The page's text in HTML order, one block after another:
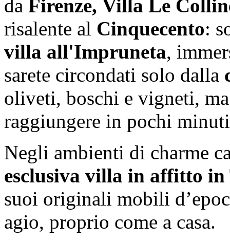
da Firenze, Villa Le
risalente al Cinquecento:
villa all'Impruneta,
sarete circondati solo dalla
oliveti, boschi e vigneti,
raggiungere in pochi
Negli ambienti di charme
esclusiva villa in affitto in
suoi originali mobili
agio, proprio come a casa.